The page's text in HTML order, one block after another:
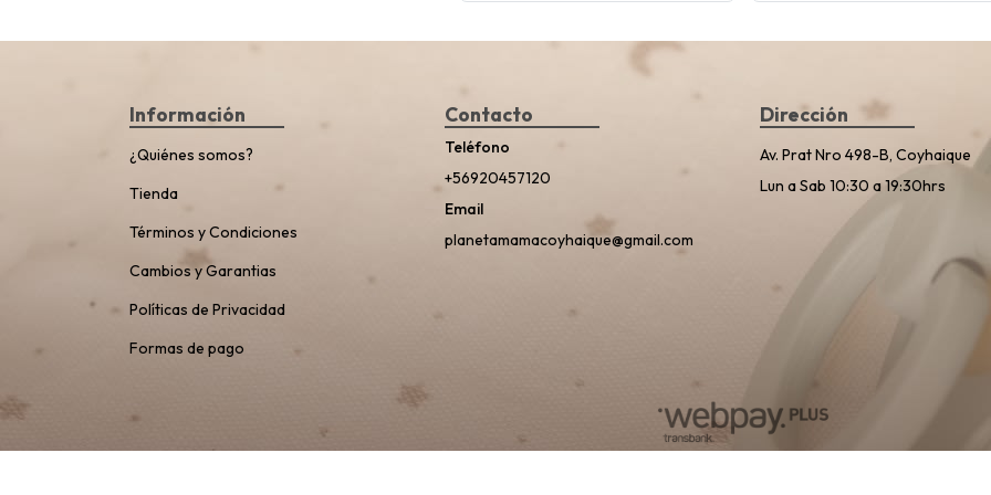
Información
¿Quiénes somos?
Tienda
Términos y Condiciones
Cambios y Garantias
Políticas de Privacidad
Formas de pago
Contacto
Teléfono
+56920457120
Email
planetamamacoyhaique@gmail.com
Dirección
Av. Prat Nro 498-B, Coyhaique
Lun a Sab 10:30 a 19:30hrs